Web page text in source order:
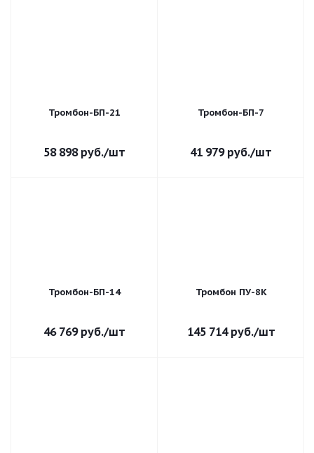
Тромбон-БП-21
58 898руб./шт
Тромбон-БП-7
41 979руб./шт
Тромбон-БП-14
46 769руб./шт
Тромбон ПУ-8К
145 714руб./шт